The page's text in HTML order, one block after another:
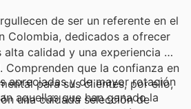
de ser un referente en el
Colombia, dedicados a ofrecer
calidad y una experiencia de
Comprenden que la confianza en
para sus clientes, por ello,
una cuidada selección de
apreciadas y de mayor rotación
aquellas que han ganado la